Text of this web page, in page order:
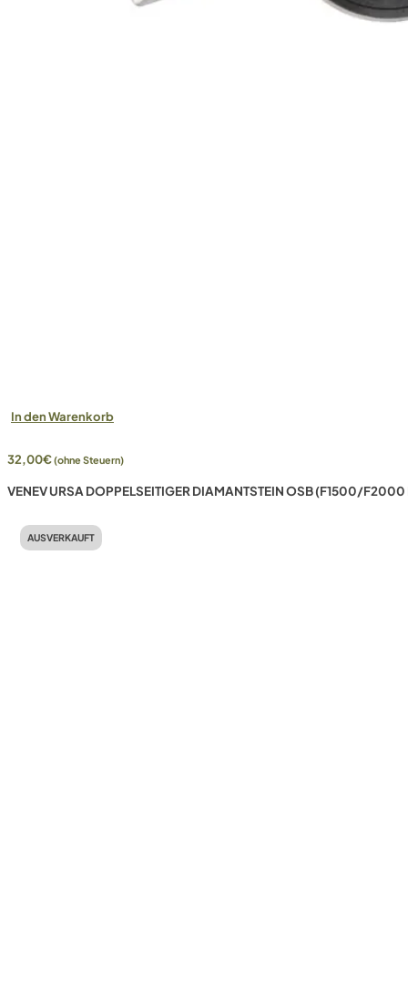
In den Warenkorb
32,00€(ohne Steuern)
VENEV URSA DOPPELSEITIGER DIAMANTSTEIN OSB (F1500/
AUSVERKAUFT